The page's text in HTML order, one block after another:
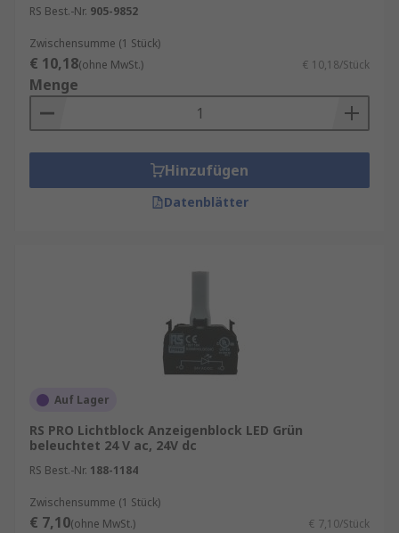
RS Best.-Nr. 905-9852
Zwischensumme (1 Stück)
€ 10,18(ohne MwSt.) € 10,18/Stück
Menge
Hinzufügen
Datenblätter
Auf Lager
RS PRO Lichtblock Anzeigenblock LED Grün
beleuchtet 24 V ac, 24V dc
RS Best.-Nr. 188-1184
Zwischensumme (1 Stück)
€ 7,10(ohne MwSt.) € 7,10/Stück